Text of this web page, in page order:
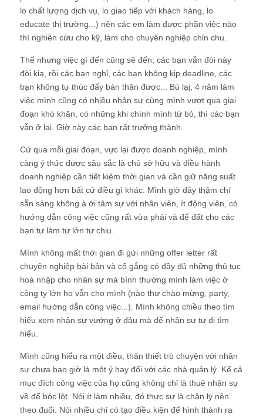
lo chất lượng dịch vụ, lo giao tiếp với khách hàng, lo
educate thị trường...) nên các em làm được phần việc nào
thì nghiên cứu cho kỹ, làm cho chuyên nghiệp chỉn chu.
Thế nhưng việc gì đến cũng sẽ đến, các bạn vẫn đòi này
đòi kia, rồi các bạn nghỉ, các bạn không kịp deadline, các
bạn không tự thúc đẩy bản thân được... Bù lạị, 4 năm làm
việc mình cũng có nhiều nhân sự cùng mình vượt qua giai
đoạn khó khăn, có những khi chính mình từ bỏ, thì các bạn
vẫn ở lại. Giờ này các bạn rất trưởng thành.
Cứ qua mỗi giai đoạn, vực lại được doanh nghiệp, mình
càng ý thức được sâu sắc là chủ sở hữu và điều hành
doanh nghiệp cần tiết kiệm thời gian và cần giữ năng suất
lao động hơn bất cứ điều gì khác. Mình giờ đây thậm chí
sẵn sàng không à ới tâm sự với nhân viên, ít động viên, có
hướng dẫn công việc cũng rất vừa phải và để đất cho các
bạn tự làm tự lớn tự chịu.
Mình không mất thời gian đi gửi những offer letter rất
chuyên nghiệp bài bản và cố gắng có đầy đủ những thủ tục
hoà nhập cho nhân sự mà bình thường mình làm việc ở
công ty lớn họ vẫn cho mình (nào thư chào mừng, party,
email hướng dẫn công việc...). Mình không chiều theo tìm
hiểu xem nhân sự vướng ở đâu mà để nhân sự tự đi tìm
hiểu.
Mình cũng hiểu ra một điều, thân thiết trò chuyện với nhân
sự chưa bao giờ là một ý hay đối với các nhà quản lý. Kể cả
mục đích công việc của họ cũng không chỉ là thuê nhân sự
về để bóc lột. Nói ít làm nhiều, đó thực sự là chân lý nên
theo đuổi. Nói nhiều chỉ có tạo điều kiện để hình thành ra